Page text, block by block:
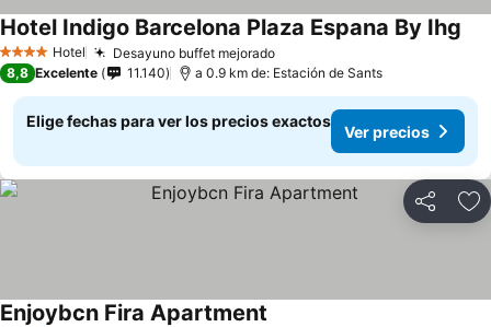
4 EstrellasHotel Desayuno buffet mejorado
Hotel Indigo Barcelona Plaza Espana By Ihg
8,8 Excelente 11.140 a 0.9 km de: Estación de Sants
Elige fechas para ver los precios exactos
Ver precios
Compartir
Enjoybcn Fira Apartment